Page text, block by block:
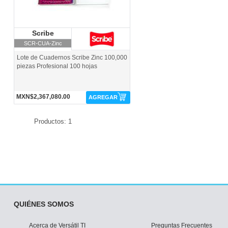
Scribe
SCR-CUA-Zinc
Lote de Cuadernos Scribe Zinc 100,000
piezas Profesional 100 hojas
MXN$2,367,080.00 AGREGAR
Productos: 1
QUIÉNES SOMOS
Acerca de Versátil TI Preguntas Frecuentes